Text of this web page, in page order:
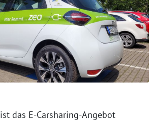
ist das E-Carsharing-Angebot